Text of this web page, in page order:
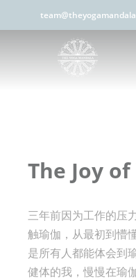
The Joy of
三年前因为工作的压
触瑜伽，从最初到懵
是所有人都能体会到
健体的我，慢慢在瑜